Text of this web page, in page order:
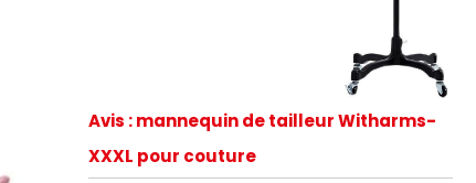
Avis : mannequin de tailleur Witharms-
XXXL pour couture